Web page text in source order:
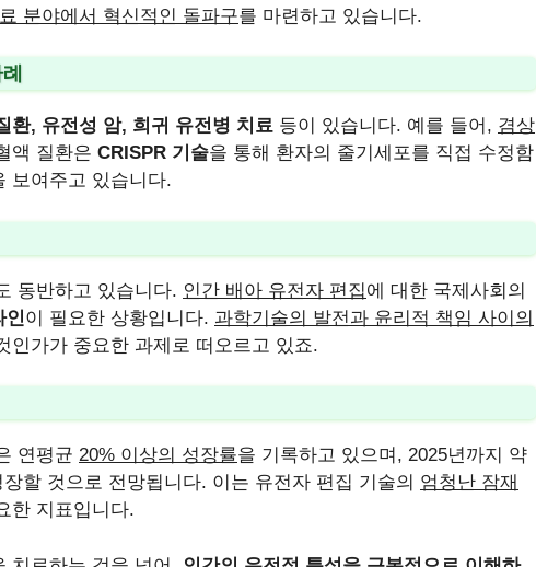
분야에서 혁신적인 돌파구를 마련하고 있습니다.
환, 유전성 암, 희귀 유전병 치료 등이 있습니다. 예를 들어, 겸상
액 질환은 CRISPR 기술을 통해 환자의 줄기세포를 직접 수정함
보여주고 있습니다.
동반하고 있습니다. 인간 배아 유전자 편집에 대한 국제사회의
인이 필요한 상황입니다. 과학기술의 발전과 윤리적 책임 사이의
인가가 중요한 과제로 떠오르고 있죠.
연평균 20% 이상의 성장률을 기록하고 있으며, 2025년까지 약
할 것으로 전망됩니다. 이는 유전자 편집 기술의 엄청난 잠재
한 지표입니다.